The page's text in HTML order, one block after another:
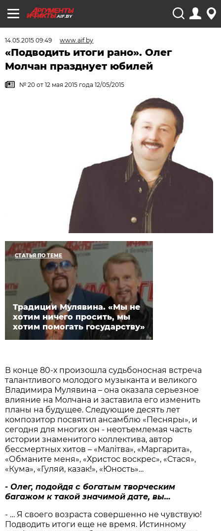
AIF.BY
14.05.2015 09:49 www.aif.by
«Подводить итоги рано». Олег
Молчан празднует юбилей
№ 20 от 12 мая 2015 года 12/05/2015
СТАТЬЯ ПО ТЕМЕ
Традиции Мулявина. «Мы не
хотим ничего просить, мы
хотим помогать государству»
В конце 80-х произошла судьбоносная встреча
талантливого молодого музыканта и великого
Владимира Мулявина – она оказала серьезное
влияние на Молчана и заставила его изменить
планы на будущее. Следующие десять лет
композитор посвятил ансамблю «Песняры», и
сегодня для многих он - неотъемлемая часть
истории знаменитого коллектива, автор
бессмертных хитов – «Малiтва», «Маргарита»,
«Обманите меня», «Христос воскрес», «Стася»,
«Кума», «Гуляй, казак!», «Юность»…
- Олег, подойдя с богатым творческим
багажом к такой значимой дате, вы…
- … Я своего возраста совершенно не чувствую!
Подводить итоги еще не время. Истинному